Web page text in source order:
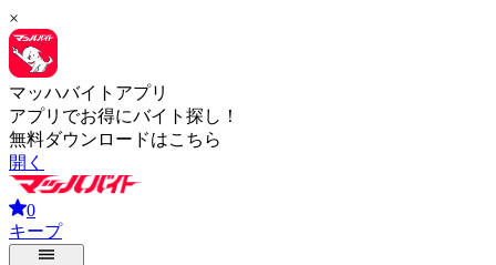
×
マッハバイトアプリ
アプリでお得にバイト探し！
無料ダウンロードはこちら
開く
0
キープ